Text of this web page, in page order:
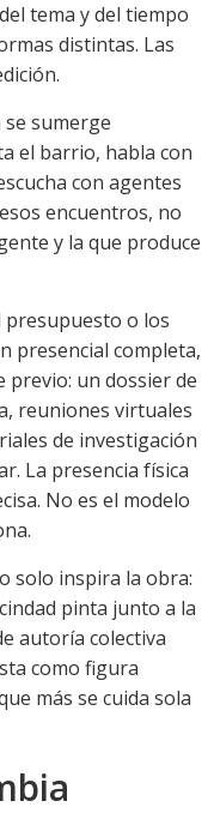
tema y del tiempo
distintas. Las
sumerge
el barrio, habla con
con agentes
encuentros, no
y la que produce
presupuesto o los
presencial completa,
previo: un dossier de
reuniones virtuales
de investigación
La presencia física
No es el modelo
solo inspira la obra:
pinta junto a la
autoría colectiva
como figura
más se cuida sola